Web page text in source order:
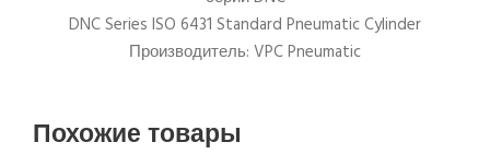
DNC Series ISO 6431 Standard Pneumatic Cylinder
Производитель: VPC Pneumatic
Похожие товары